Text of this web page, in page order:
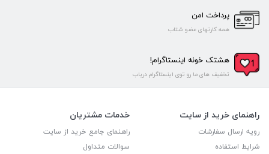
پرداخت امن
همه کارتهای عضو شتاب
هشتک خونه اینستاگرام!
تخفیف های ما رو توی اینستاگرام دریاب
راهنمای خرید از سایت
رویه ارسال سفارشات
شرایط استفاده
خدمات مشتریان
راهنمای جامع خرید از سایت
سوالات متداول